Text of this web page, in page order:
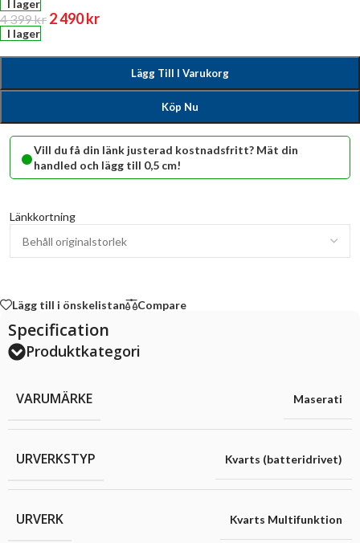
I lager
4 399kr 2 490kr
I lager
Lägg Till I Varukorg
Köp Nu
•Vill du få din länk justerad kostnadsfritt? Mät din
handled och lägg till 0,5 cm!
Länkkortning
Lägg till i önskelistan Compare
Specification
Produktkategori
VARUMÄRKE Maserati
URVERKSTYP Kvarts (batteridrivet)
URVERK Kvarts Multifunktion